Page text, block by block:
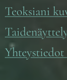
Teoksiani
Yhteystiedot